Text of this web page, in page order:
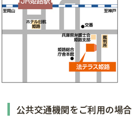
公共交通機関をご利用の場合